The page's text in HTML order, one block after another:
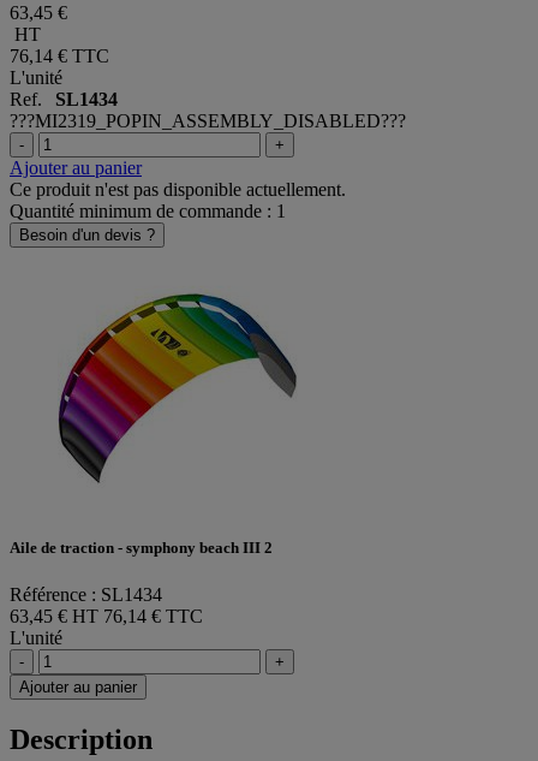
63,45 €
HT
76,14 € TTC
L'unité
Ref. SL1434
???MI2319_POPIN_ASSEMBLY_DISABLED???
- +
Ajouter au panier
Ce produit n'est pas disponible actuellement.
Quantité minimum de commande : 1
Besoin d'un devis ?
Aile de traction - symphony beach III 2
Référence : SL1434
63,45 € HT 76,14 € TTC
L'unité
-
+
Ajouter au panier
Description